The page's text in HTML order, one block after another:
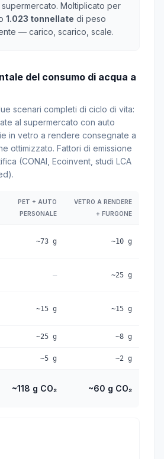
Moltiplicato per
1.023 tonnellate di peso
— carico, scarico, scale.
del consumo di acqua a
scenari completi di ciclo di vita:
al supermercato con auto
in vetro a rendere consegnate a
ottimizzato. Fattori di emissione
(CONAI, Ecoinvent, studi LCA
PET + AUTO
PERSONALE
VETRO A RENDERE
+ FURGONE
~73 g ~10 g
— ~25 g
~15 g ~15 g
~25 g ~8 g
~5 g ~2 g
~118 g CO₂ ~60 g CO₂